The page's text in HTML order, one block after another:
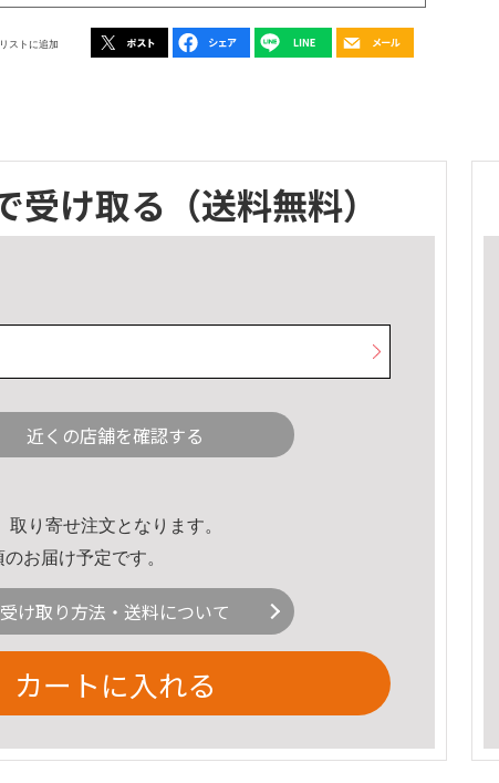
ストに追加
受け取る （送料無料）
近くの店舗を確認する
取り寄せ注文となります。
お届け予定です。
受け取り方法・送料について
カートに入れる